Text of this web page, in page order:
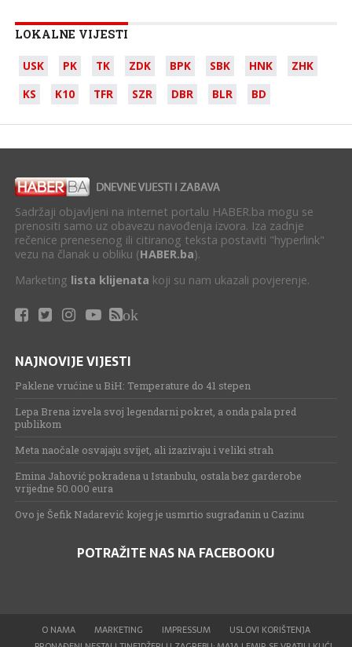
LOKALNE VIJESTI
USK PK TK ZDK BPK SBK HNK
ZHK
KS
K10 TFR SZR DBR BLR BD
Sadržaji objavljeni na internet portalu HABER.ba mogu se
prenositi samo uz obavezu navođenja izvora. Iza zadnje
rečenice prenesenog ili citiranog teksta postaviti "hyperlink"
vezu na članak u obliku (HABER.ba).
Marketing lista klijenata koji su nam ukazali povjerenje.
ok
NAJNOVIJE VIJESTI
Paklene vrućine u BiH: Temperature do 41 stepen
Lepa Brena izvela svoj legendarni pokret, a onda pala pred
publikom
Meta naočale osvajaju svijet, ali izazivaju i veliki strah
Emina Jahović pokradena u Istanbulu, ostala bez garderobe
vrijedne 50.000 eura
Ovo je Šefik Nadarević kojeg je usmrtio sugrađanin u Cazinu
POTRAŽITE NAS NA FACEBOOKU
O NAMA MARKETING IMPRESSUM
USLOVI KORIŠTENJA